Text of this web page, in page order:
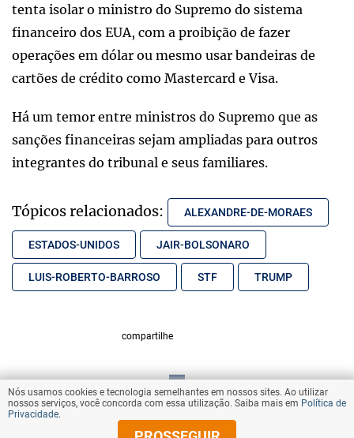
tenta isolar o ministro do Supremo do sistema
financeiro dos EUA, com a proibição de fazer
operações em dólar ou mesmo usar bandeiras de
cartões de crédito como Mastercard e Visa.
Há um temor entre ministros do Supremo que as
sanções financeiras sejam ampliadas para outros
integrantes do tribunal e seus familiares.
Tópicos relacionados: ALEXANDRE-DE-MORAES
ESTADOS-UNIDOS JAIR-BOLSONARO
LUIS-ROBERTO-BARROSO STF TRUMP
compartilhe
VOLTAR AO TOPO
Nós usamos cookies e tecnologia semelhantes em nossos sites. Ao utilizar
nossos serviços, você concorda com essa utilização. Saiba mais em Política de
Privacidade.